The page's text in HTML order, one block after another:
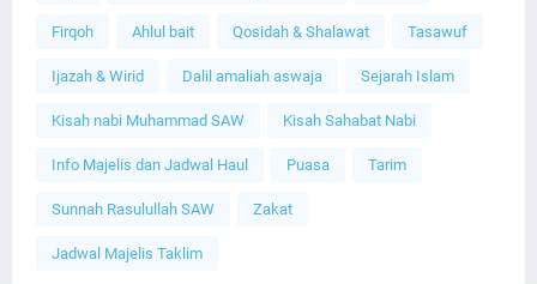
Firqoh Ahlul bait Qosidah & Shalawat Tasawuf
Ijazah & Wirid Dalil amaliah aswaja Sejarah Islam
Kisah nabi Muhammad SAW Kisah Sahabat Nabi
Info Majelis dan Jadwal Haul Puasa Tarim
Sunnah Rasulullah SAW Zakat
Jadwal Majelis Taklim